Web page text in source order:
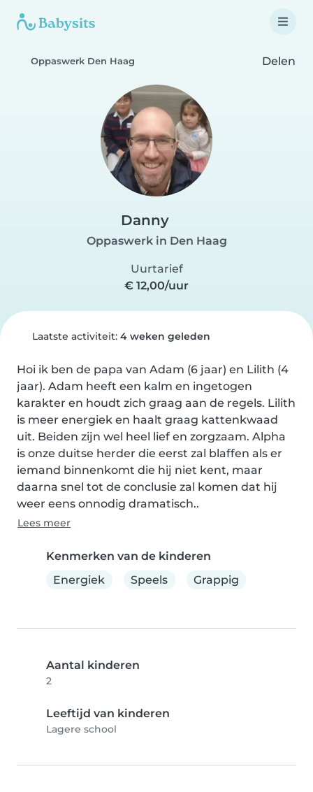
Oppaswerk Den Haag Delen
Danny
Oppaswerk in Den Haag
Uurtarief
€ 12,00/uur
Laatste activiteit: 4 weken geleden
Hoi ik ben de papa van Adam (6 jaar) en Lilith (4
jaar). Adam heeft een kalm en ingetogen
karakter en houdt zich graag aan de regels. Lilith
is meer energiek en haalt graag kattenkwaad
uit. Beiden zijn wel heel lief en zorgzaam. Alpha
is onze duitse herder die eerst zal blaffen als er
iemand binnenkomt die hij niet kent, maar
daarna snel tot de conclusie zal komen dat hij
weer eens onnodig dramatisch..
Lees meer
Kenmerken van de kinderen
Energiek
Speels Grappig
Aantal kinderen
2
Leeftijd van kinderen
Lagere school